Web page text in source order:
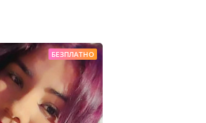
БЕЗПЛАТНО